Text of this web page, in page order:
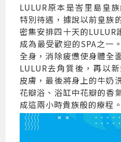
LULUR原本是峇里島皇
特別待遇，據說以前皇族
密集安排四十天的LULUR
成為最受歡迎的SPA之一
全身，消除疲憊使身體全
LULUR去角質後，再以
皮膚，最後將身上的牛奶
花瓣浴、浴缸中花瓣的香
成這兩小時貴族般的療程。